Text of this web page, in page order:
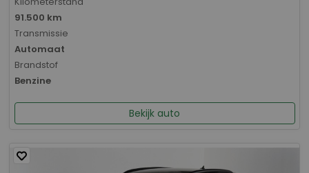
91.500 km
Transmissie
Automaat
Brandstof
Benzine
Bekijk auto